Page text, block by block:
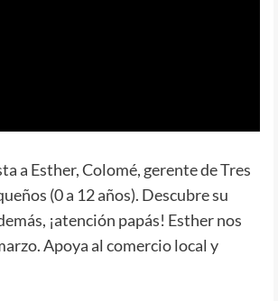
a Esther, Colomé, gerente de Tres
(0 a 12 años). Descubre su
¡atención papás! Esther nos
Apoya al comercio local y